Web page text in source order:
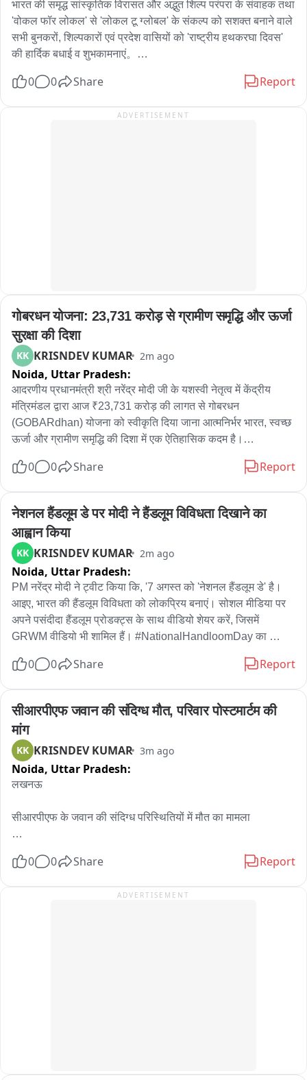
भारत की समृद्ध सांस्कृतिक विरासत और अद्भुत शिल्प परंपरा के संवाहक तथा
'वोकल फॉर लोकल' से 'लोकल टू ग्लोबल' के संकल्प को सशक्त बनाने वाले
सभी बुनकरों, शिल्पकारों एवं प्रदेश वासियों को 'राष्ट्रीय हथकरघा दिवस'
की हार्दिक बधाई व शुभकामनाएं。
हथकरघा भारत की आत्मनिर्भरता, कौशल, सृजनशीलता और सांस्कृतिक
0 0 Share Report
ADVERTISEMENT
गोबरधन योजना: 23,731 करोड़ से ग्रामीण समृद्धि और ऊर्जा
सुरक्षा की दिशा
KK KRISNDEV KUMAR 2m ago
Noida, Uttar Pradesh:
आदरणीय प्रधानमंत्री श्री नरेंद्र मोदी जी के यशस्वी नेतृत्व में केंद्रीय
मंत्रिमंडल द्वारा आज ₹23,731 करोड़ की लागत से गोबरधन
(GOBARdhan) योजना को स्वीकृति दिया जाना आत्मनिर्भर भारत, स्वच्छ
ऊर्जा और ग्रामीण समृद्धि की दिशा में एक ऐतिहासिक कदम है।
यह निर्णय किसानों की आय बढ़ाने, ग्रामीण उद्यमिता को प्रोत्साहन देने,
तथा देश की ऊर्जा सुरक्षा को सशक्त बनाने में मील का पत्थर सिद्ध होगा।
इस दूरदर्शी, पर्यावरण हितैषी एवं जनकल्याणकारी निर्णय के लिए प्रधानमंत्री
जी का हार्दिक आभार।
0 0 Share Report
नेशनल हैंडलूम डे पर मोदी ने हैंडलूम विविधता दिखाने का
आह्वान किया
KK KRISNDEV KUMAR 2m ago
Noida, Uttar Pradesh:
PM नरेंद्र मोदी ने ट्वीट किया कि, '7 अगस्त को 'नेशनल हैंडलूम डे' है।
आइए, भारत की हैंडलूम विविधता को लोकप्रिय बनाएं। सोशल मीडिया पर
अपने पसंदीदा हैंडलूम प्रोडक्ट्स के साथ वीडियो शेयर करें, जिसमें
GRWM वीडियो भी शामिल हैं। #NationalHandloomDay का
0 0 Share Report
सीआरपीएफ जवान की संदिग्ध मौत, परिवार पोस्टमार्टम की
मांग
KK KRISNDEV KUMAR 3m ago
Noida, Uttar Pradesh:
लखनऊ
सीआरपीएफ के जवान की संदिग्ध परिस्थितियों में मौत का मामला
परिजनों ने बुद्धेश्वर चौराहे पर जवान की बॉडी को रोका
0 0 Share Report
ADVERTISEMENT